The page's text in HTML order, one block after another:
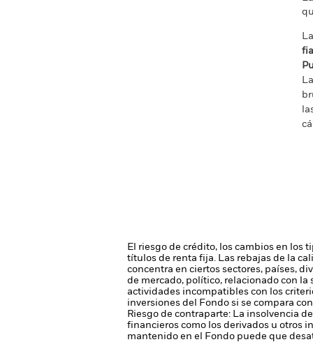
El riesgo de crédito, los cambios en
títulos de renta fija. Las rebajas de la
concentra en ciertos sectores, países,
de mercado, político, relacionado con
actividades incompatibles con los
inversiones del Fondo si se compara
Riesgo de contraparte: La insolvencia
financieros como los derivados u otros
mantenido en el Fondo puede que